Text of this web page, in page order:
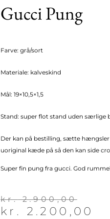
Gucci Pung
Farve: grå/sort
Materiale: kalveskind
Mål: 19×10,5×1,5
Stand: super flot stand uden særlige
Der kan på bestilling, sætte hængsler
uoriginal kæde på så den kan side
Super fin pung fra gucci. God
kr.2.900,00
Den
oprindelige
kr. 2.200,00
Den
aktuelle